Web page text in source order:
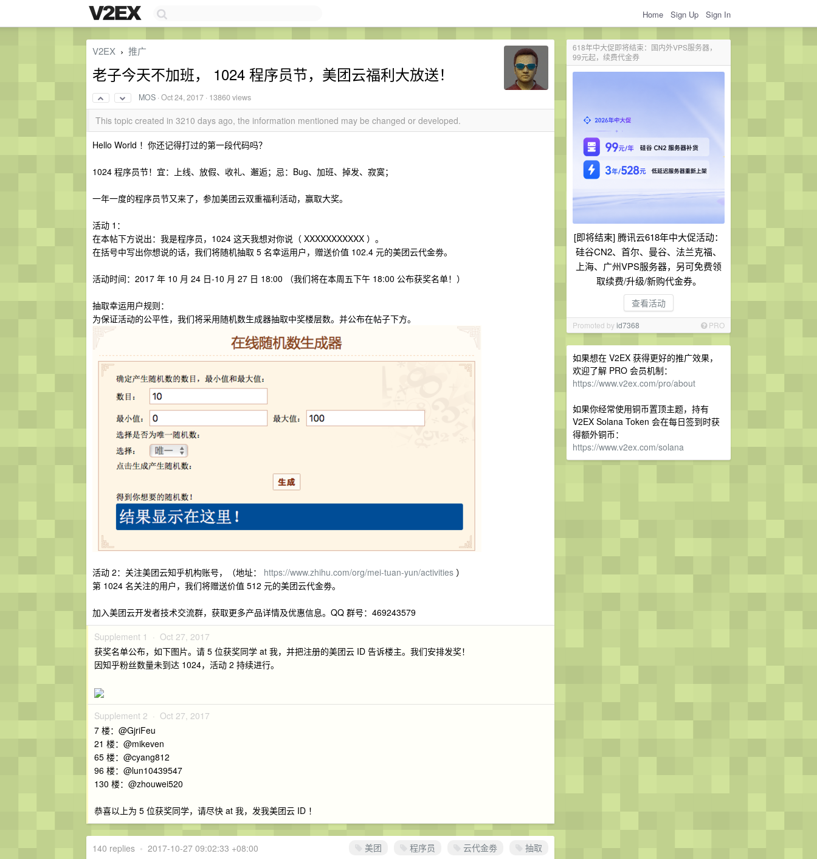
Home Sign Up Sign In
618年中大促即将结束：国内外VPS服务器，
99元起，续费代金券
[即将结束] 腾讯云618年中大促活动：
硅谷CN2、首尔、曼谷、法兰克福、
上海、广州VPS服务器，另可免费领
取续费/升级/新购代金券。
查看活动
Promoted byid7368 PRO
如果想在 V2EX 获得更好的推广效果，
欢迎了解 PRO 会员机制：
https://www.v2ex.com/pro/about
如果你经常使用铜币置顶主题，持有
V2EX Solana Token 会在每日签到时获
得额外铜币：
https://www.v2ex.com/solana
V2EX › 推广
老子今天不加班， 1024 程序员节，美团云福利大放送！
MOS ·Oct 24, 2017 · 13860 views
This topic created in 3210 days ago, the information mentioned may be changed or developed.
Hello World ！你还记得打过的第一段代码吗？
1024 程序员节！宜：上线、放假、收礼、邂逅；忌：Bug、加班、掉发、寂寞；
一年一度的程序员节又来了，参加美团云双重福利活动，赢取大奖。
活动 1：
在本帖下方说出：我是程序员，1024 这天我想对你说（ XXXXXXXXXXX ）。
在括号中写出你想说的话，我们将随机抽取 5 名幸运用户，赠送价值 102.4 元的美团云代金劵。
活动时间：2017 年 10 月 24 日-10 月 27 日 18:00 （我们将在本周五下午 18:00 公布获奖名单！）
抽取幸运用户规则：
为保证活动的公平性，我们将采用随机数生成器抽取中奖楼层数。并公布在帖子下方。
活动 2：关注美团云知乎机构账号，（地址： https://www.zhihu.com/org/mei-tuan-yun/activities ）
第 1024 名关注的用户，我们将赠送价值 512 元的美团云代金劵。
加入美团云开发者技术交流群，获取更多产品详情及优惠信息。QQ 群号：469243579
Supplement 1 · Oct 27, 2017
获奖名单公布，如下图片。请 5 位获奖同学 at 我，并把注册的美团云 ID 告诉楼主。我们安排发奖！
因知乎粉丝数量未到达 1024，活动 2 持续进行。
Supplement 2 · Oct 27, 2017
7 楼：@GjriFeu
21 楼：@mikeven
65 楼：@cyang812
96 楼：@lun10439547
130 楼：@zhouwei520
恭喜以上为 5 位获奖同学，请尽快 at 我，发我美团云 ID ！
美团 程序员 云代金劵 抽取
140 replies • 2017-10-27 09:02:33 +08:00